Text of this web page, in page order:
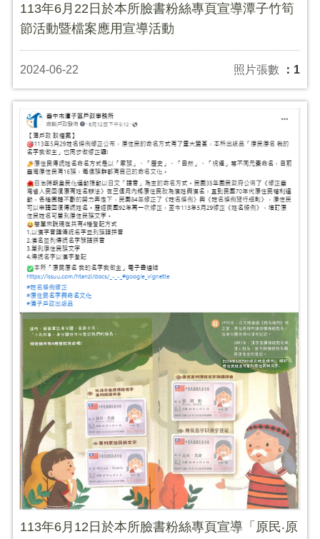
113年6月22日於本所臉書粉絲專頁宣導潭子竹筍
節活動暨檔案應用宣導活動
2024-06-22 照片張數 ：1
113年6月12日於本所臉書粉絲專頁宣導「原民‧原